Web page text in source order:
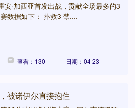
·加西亚首发出战，贡献全场最多的3
数据如下： 扑救3 禁....
查看：130 日期：04-23
被诺伊尔直接抱住